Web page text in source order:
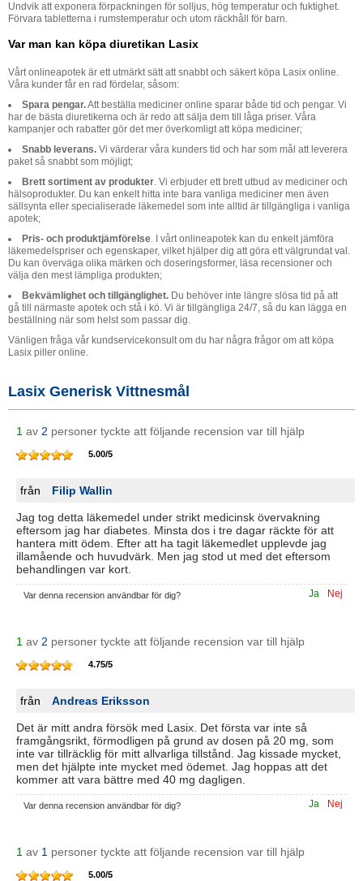
Undvik att exponera förpackningen för solljus, hög temperatur och fuktighet.
Förvara tabletterna i rumstemperatur och utom räckhåll för barn.
Var man kan köpa diuretikan Lasix
Vårt onlineapotek är ett utmärkt sätt att snabbt och säkert köpa Lasix online.
Våra kunder får en rad fördelar, såsom:
Spara pengar.Att beställa mediciner online sparar både tid och pengar. Vi
har de bästa diuretikerna och är redo att sälja dem till låga priser. Våra
kampanjer och rabatter gör det mer överkomligt att köpa mediciner;
Snabb leverans.Vi värderar våra kunders tid och har som mål att leverera
paket så snabbt som möjligt;
Brett sortiment av produkter. Vi erbjuder ett brett utbud av mediciner och
hälsoprodukter. Du kan enkelt hitta inte bara vanliga mediciner men även
sällsynta eller specialiserade läkemedel som inte alltid är tillgängliga i vanliga
apotek;
Pris- och produktjämförelse. I vårt onlineapotek kan du enkelt jämföra
läkemedelspriser och egenskaper, vilket hjälper dig att göra ett välgrundat val.
Du kan överväga olika märken och doseringsformer, läsa recensioner och
välja den mest lämpliga produkten;
Bekvämlighet och tillgänglighet.Du behöver inte längre slösa tid på att
gå till närmaste apotek och stå i kö. Vi är tillgängliga 24/7, så du kan lägga en
beställning när som helst som passar dig.
Vänligen fråga vår kundservicekonsult om du har några frågor om att köpa
Lasix piller online.
Lasix Generisk Vittnesmål
1 av 2 personer tyckte att följande recension var till hjälp
5.00/5
från Filip Wallin
Jag tog detta läkemedel under strikt medicinsk övervakning
eftersom jag har diabetes. Minsta dos i tre dagar räckte för att
hantera mitt ödem. Efter att ha tagit läkemedlet upplevde jag
illamående och huvudvärk. Men jag stod ut med det eftersom
behandlingen var kort.
Nej
Ja
Var denna recension användbar för dig?
1 av 2 personer tyckte att följande recension var till hjälp
4.75/5
från Andreas Eriksson
Det är mitt andra försök med Lasix. Det första var inte så
framgångsrikt, förmodligen på grund av dosen på 20 mg, som
inte var tillräcklig för mitt allvarliga tillstånd. Jag kissade mycket,
men det hjälpte inte mycket med ödemet. Jag hoppas att det
kommer att vara bättre med 40 mg dagligen.
Nej
Ja
Var denna recension användbar för dig?
1 av 1 personer tyckte att följande recension var till hjälp
5.00/5